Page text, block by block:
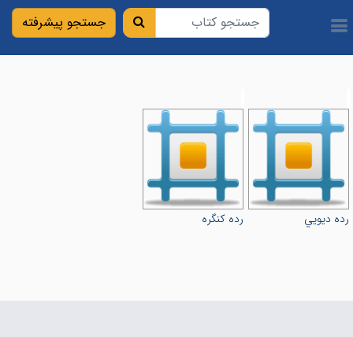
رده ديويي رده کنگره